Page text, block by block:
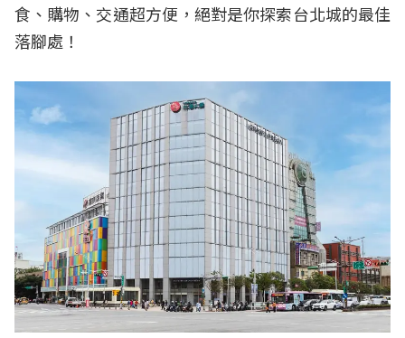
食、購物、交通超方便，絕對是你探索台北城的最佳
落腳處！